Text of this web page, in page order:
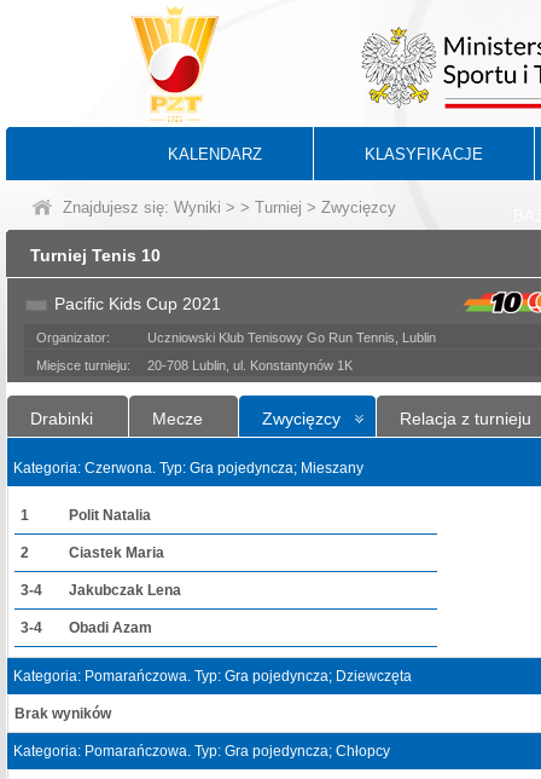
KALENDARZ KLASYFIKACJE
Znajdujesz się: Wyniki > > Turniej > Zwycięzcy
Turniej Tenis 10
Pacific Kids Cup 2021
Organizator:
Uczniowski Klub Tenisowy Go Run Tennis, Lublin
Miejsce turnieju:
20-708 Lublin, ul. Konstantynów 1K
Drabinki Mecze Zwycięzcy Relacja z turnieju
Kategoria: Czerwona. Typ: Gra pojedyncza; Mieszany
1 Polit Natalia
2 Ciastek Maria
3-4 Jakubczak Lena
3-4 Obadi Azam
Kategoria: Pomarańczowa. Typ: Gra pojedyncza; Dziewczęta
Brak wyników
Kategoria: Pomarańczowa. Typ: Gra pojedyncza; Chłopcy